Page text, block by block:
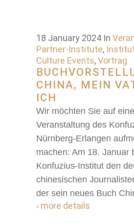
18 January 2024 In
Partner-Institute,
Culture Events,Vortrag
CHINA, MEIN
ICH
Wir möchten Sie auf eine
Veranstaltung des
Nürnberg-Erlangen
machen: Am 18. Januar
Konfuzius-Institut den
chinesischen
der sein neues Buch
› more details